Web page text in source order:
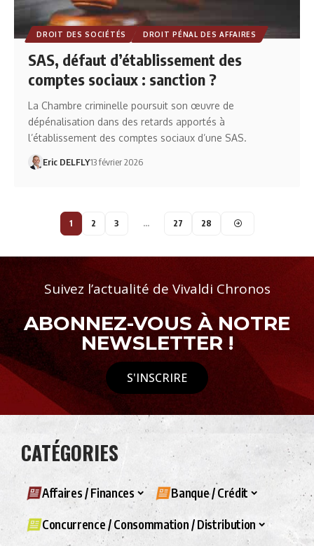
DROIT DES SOCIÉTÉS DROIT PÉNAL DES AFFAIRES
SAS, défaut d’établissement des
comptes sociaux : sanction ?
La Chambre criminelle poursuit son œuvre de
dépénalisation dans des retards apportés à
l’établissement des comptes sociaux d’une SAS.
Eric DELFLY13 février 2026
1 2 3 … 27 28
Suivez l’actualité de Vivaldi Chronos
ABONNEZ-VOUS À NOTRE
NEWSLETTER !
S'INSCRIRE
CATÉGORIES
Affaires / Finances Banque / Crédit
Concurrence / Consommation / Distribution